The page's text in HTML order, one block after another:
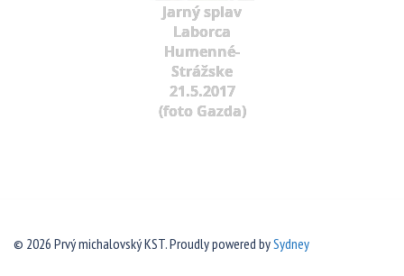
Jarný splav
Laborca
Humenné-
Strážske
21.5.2017
(foto Gazda)
© 2026 Prvý michalovský KST. Proudly powered bySydney